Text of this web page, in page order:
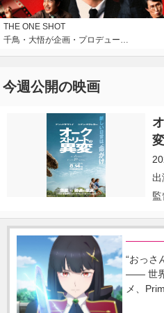
THE ONE SHOT
千鳥・大悟が企画・プロデュー…
今週公開の映画
変
“おっさ
―― 世界
メ、